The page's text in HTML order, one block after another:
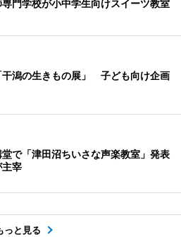
門学校が小中学生向けスイーツ教室
干潟の生きもの展」 子ども向け企画
で「津田沼ちいさな声楽教室」発表
宰
っと見る